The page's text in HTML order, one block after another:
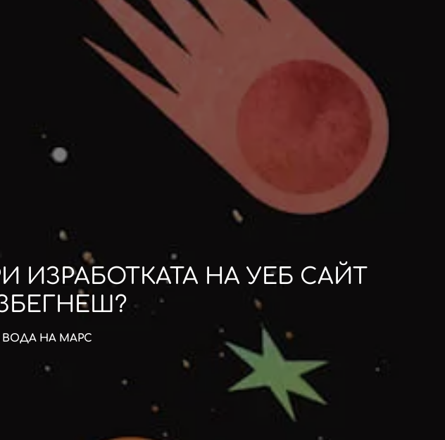
ИЗРАБОТКАТА НА УЕБ САЙТ
ВОДА НА МАРС